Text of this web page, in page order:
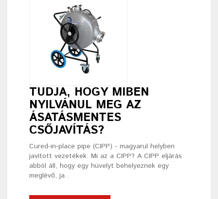
TUDJA, HOGY MIBEN
NYILVÁNUL MEG AZ
ÁSATÁSMENTES
CSŐJAVÍTÁS?
Cured-in-place pipe (CIPP) - magyarul helyben
javított vezetékek. Mi az a CIPP? A CIPP eljárás
abból áll, hogy egy hüvelyt behelyeznek egy
meglévő, ja..